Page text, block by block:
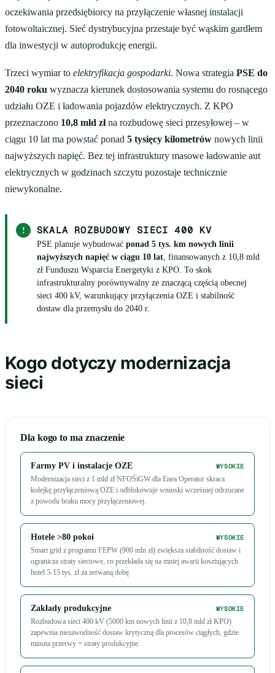
oczekiwania przedsiębiorcy na przyłączenie własnej instalacji
fotowoltaicznej. Sieć dystrybucyjna przestaje być wąskim gardłem
dla inwestycji w autoprodukcję energii.
Trzeci wymiar to elektryfikacja gospodarki. Nowa strategia PSE do
2040 roku wyznacza kierunek dostosowania systemu do rosnącego
udziału OZE i ładowania pojazdów elektrycznych. Z KPO
przeznaczono 10,8 mld złna rozbudowę sieci przesyłowej – w
ciągu 10 lat ma powstać ponad 5 tysięcy kilometrów nowych linii
najwyższych napięć. Bez tej infrastruktury masowe ładowanie aut
elektrycznych w godzinach szczytu pozostaje technicznie
niewykonalne.
! SKALA ROZBUDOWY SIECI 400 KV
PSE planuje wybudować ponad 5 tys. km nowych linii
najwyższych napięć w ciągu 10 lat, finansowanych z 10,8 mld
zł Funduszu Wsparcia Energetyki z KPO. To skok
infrastrukturalny porównywalny ze znaczącą częścią obecnej
sieci 400 kV, warunkujący przyłączenia OZE i stabilność
dostaw dla przemysłu do 2040 r.
Kogo dotyczy modernizacja
sieci
Dla kogo to ma znaczenie
Farmy PV i instalacje OZE WYSOKIE
Modernizacja sieci z 1 mld zł NFOŚiGW dla Enea Operator skraca
kolejkę przyłączeniową OZE i odblokowuje wnioski wcześniej odrzucane
z powodu braku mocy przyłączeniowej.
Hotele >80 pokoi WYSOKIE
Smart grid z programu FEPW (900 mln zł) zwiększa stabilność dostaw i
ogranicza straty sieciowe, co przekłada się na mniej awarii kosztujących
hotel 5-15 tys. zł za zerwaną dobę.
Zakłady produkcyjne WYSOKIE
Rozbudowa sieci 400 kV (5000 km nowych linii z 10,8 mld zł KPO)
zapewnia niezawodność dostaw krytyczną dla procesów ciągłych, gdzie
minuta przerwy = straty produkcyjne.